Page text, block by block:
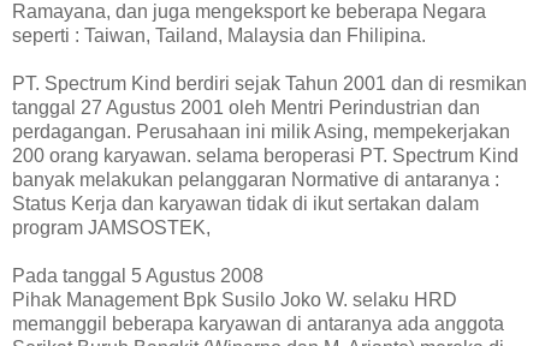
Ramayana, dan juga mengeksport ke beberapa Negara
seperti : Taiwan, Tailand, Malaysia dan Fhilipina.
PT. Spectrum Kind berdiri sejak Tahun 2001 dan di resmikan
tanggal 27 Agustus 2001 oleh Mentri Perindustrian dan
perdagangan. Perusahaan ini milik Asing, mempekerjakan
200 orang karyawan. selama beroperasi PT. Spectrum Kind
banyak melakukan pelanggaran Normative di antaranya :
Status Kerja dan karyawan tidak di ikut sertakan dalam
program JAMSOSTEK,
Pada tanggal 5 Agustus 2008
Pihak Management Bpk Susilo Joko W. selaku HRD
memanggil beberapa karyawan di antaranya ada anggota